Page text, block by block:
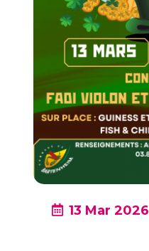
13 Mar 2026